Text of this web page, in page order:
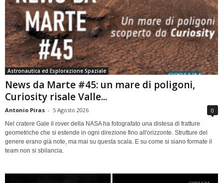
Astronautica ed Esplorazione Spaziale
News da Marte #45: un mare di poligoni,
Curiosity risale Valle...
Antonio Piras - 5 Agosto 2026 0
Nel cratere Gale il rover della NASA ha fotografato una distesa di fratture
geometriche che si estende in ogni direzione fino all'orizzonte. Strutture del
genere erano già note, ma mai su questa scala. E su come si siano formate il
team non si sbilancia.